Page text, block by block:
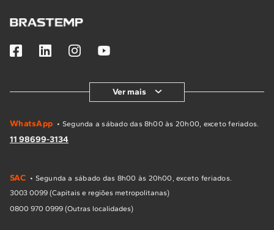
Ver mais
WhatsApp • Segunda a sábado das 8h00 às 20h00, exceto feriados.
11 98699-3134
SAC • Segunda a sábado das 8h00 às 20h00, exceto feriados.
3003 0099 (Capitais e regiões metropolitanas)
0800 970 0999 (Outras localidades)